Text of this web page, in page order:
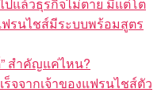
แล้วธุรกิจไม่ตาย มีแต่โต
ฟรนไชส์มีระบบพร้อมสูตร
สำคัญแค่ไหน?
จจากเจ้าของแฟรนไชส์ตัว